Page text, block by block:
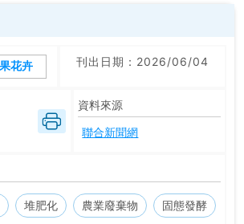
花卉 刊出日期：2026/06/04
資料來源
聯合新聞網
堆肥化 農業廢棄物 固態發酵